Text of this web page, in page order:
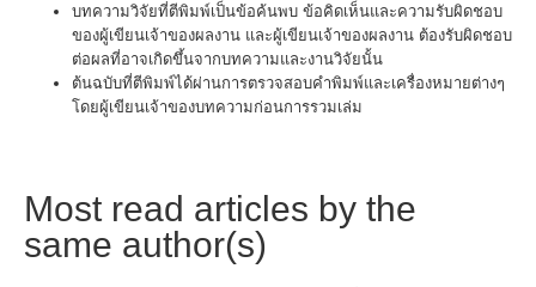
บทความวิจัยที่ตีพิมพ์เป็นข้อค้นพบ ข้อคิดเห็นและความรับผิดชอบ
ของผู้เขียนเจ้าของผลงาน และผู้เขียนเจ้าของผลงาน ต้องรับผิดชอบ
ต่อผลที่อาจเกิดขึ้นจากบทความและงานวิจัยนั้น
ต้นฉบับที่ตีพิมพ์ได้ผ่านการตรวจสอบคำพิมพ์และเครื่องหมายต่างๆ
โดยผู้เขียนเจ้าของบทความก่อนการรวมเล่ม
Most read articles by the
same author(s)